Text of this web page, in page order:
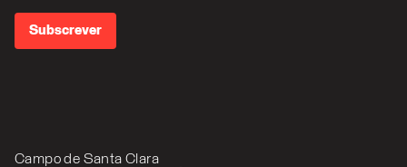
Campo de Santa Clara